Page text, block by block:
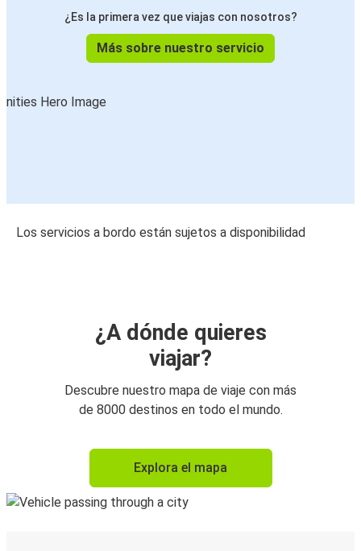
¿Es la primera vez que viajas con nosotros?
Más sobre nuestro servicio
Los servicios a bordo están sujetos a disponibilidad
¿A dónde quieres
viajar?
Descubre nuestro mapa de viaje con más
de 8000 destinos en todo el mundo.
Explora el mapa